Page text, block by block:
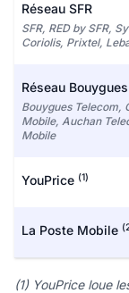
Réseau SFR
SFR, RED by SFR,
Coriolis, Prixtel,
Réseau
Bouygues Telecom,
Mobile, Auchan
Mobile
YouPrice (1)
La Poste Mobile
(1) YouPrice loue